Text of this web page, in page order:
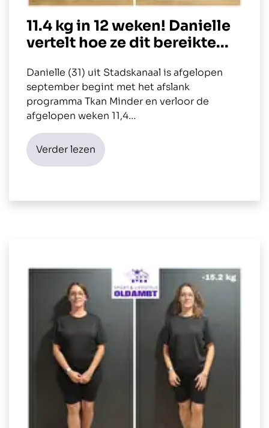
11.4 kg in 12 weken! Danielle
vertelt hoe ze dit bereikte...
Danielle (31) uit Stadskanaal is afgelopen
september begint met het afslank
programma Tkan Minder en verloor de
afgelopen weken 11,4…
Verder lezen